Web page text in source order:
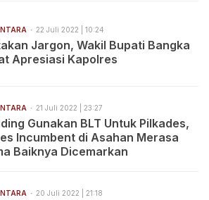
22 Juli 2022 | 10:24
Jargon, Wakil Bupati Bangka
Apresiasi Kapolres
21 Juli 2022 | 23:27
Gunakan BLT Untuk Pilkades,
Incumbent di Asahan Merasa
Baiknya Dicemarkan
20 Juli 2022 | 21:18